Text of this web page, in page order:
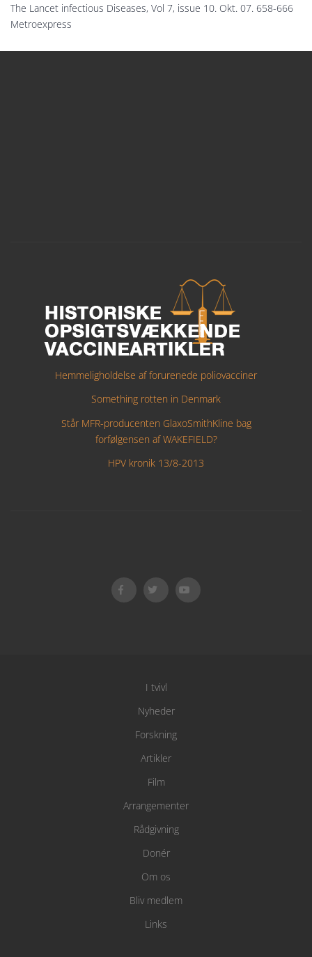
The Lancet infectious Diseases, Vol 7, issue 10. Okt. 07. 658-666
Metroexpress
Hemmeligholdelse af forurenede poliovacciner
Something rotten in Denmark
Står MFR-producenten GlaxoSmithKline bag
forfølgensen af WAKEFIELD?
HPV kronik 13/8-2013
I tvivl
Nyheder
Forskning
Artikler
Film
Arrangementer
Rådgivning
Donér
Om os
Bliv medlem
Links